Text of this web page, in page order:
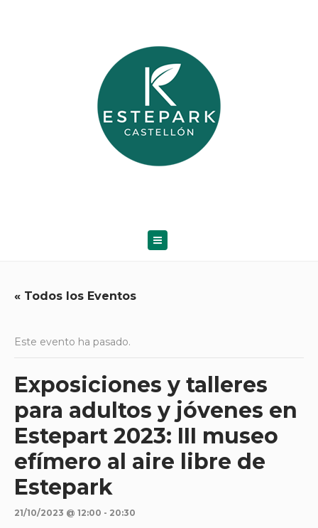
« Todos los Eventos
Este evento ha pasado.
Exposiciones y talleres
para adultos y jóvenes en
Estepart 2023: III museo
efímero al aire libre de
Estepark
21/10/2023 @ 12:00 - 20:30